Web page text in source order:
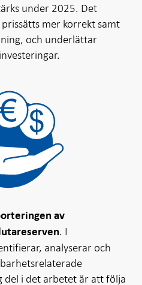
under 2025. Det
mer korrekt samt
och underlättar
av
. I
analyserar och
del i det arbetet är att följa